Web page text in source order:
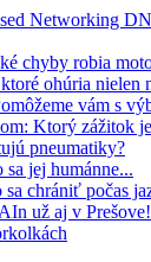
Networking
chyby robia
ohúria nielen
vám s
Ktorý zážitok
pneumatiky?
jej humánne...
chrániť počas
už aj v Prešove!